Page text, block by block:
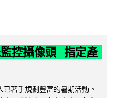
控攝像頭 指定產
著手規劃豐富的暑期活動。